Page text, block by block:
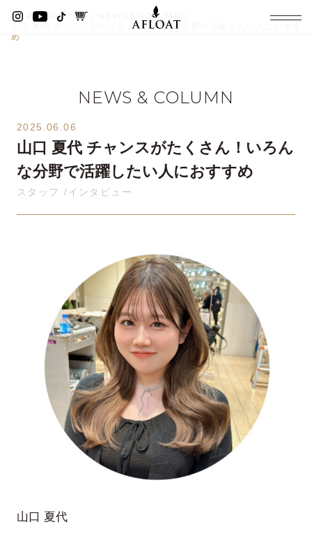
AFLOAT TOP
NEWS & COLUMN
山口 夏代 チャンスがたくさん！いろんな分野で活躍したい人におすす
め
NEWS & COLUMN
2025.06.06
山口 夏代 チャンスがたくさん！いろん
な分野で活躍したい人におすすめ
スタッフ インタビュー
山口 夏代